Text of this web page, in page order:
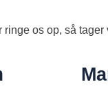
os op, så